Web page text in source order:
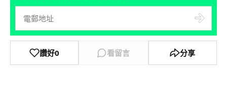
讚好0 看留言 分享